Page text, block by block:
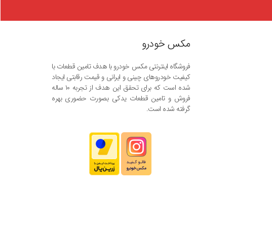
مکس خودرو
فروشگاه اینترنتی مکس خودرو با هدف تامین قطعات با
کیفیت خودروهای چینی و ایرانی و قیمت رقابتی ایجاد
شده است که برای تحقق این هدف از تجربه ۱۰ ساله
فروش و تامین قطعات یدکی بصورت حضوری بهره
گرفته شده است.